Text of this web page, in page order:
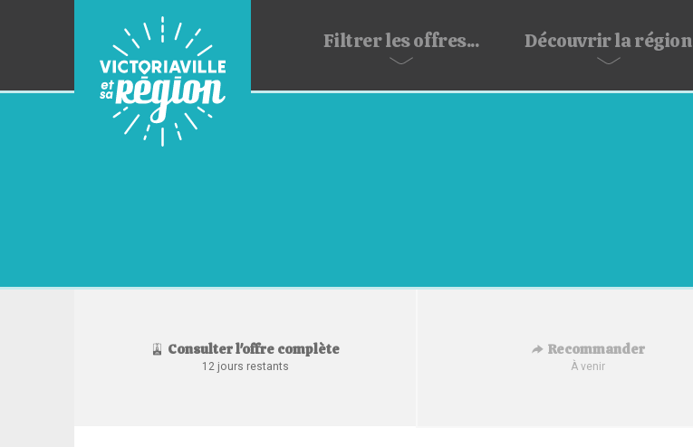
Filtrerles offres... Découvrirla région
Consulter l'offre complète
12 jours restants
Recommander
À venir